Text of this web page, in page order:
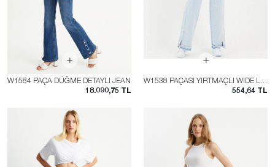
W1584 PAÇA DÜĞME DETAYLI JEAN
18.090,75 TL
W1538 PAÇASI YIRTMAÇLI WIDE LEG JEAN
554,64 TL